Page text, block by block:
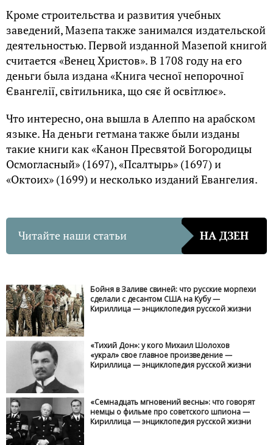
Кроме строительства и развития учебных
заведений, Мазепа также занимался издательской
деятельностью. Первой изданной Мазепой книгой
считается «Венец Христов». В 1708 году на его
деньги была издана «Книга чесної непорочної
Євангелії, світильника, що сяє й освітлює».
Что интересно, она вышла в Алеппо на арабском
языке. На деньги гетмана также были изданы
такие книги как «Канон Пресвятой Богородицы
Осмогласный» (1697), «Псалтырь» (1697) и
«Октоих» (1699) и несколько изданий Евангелия.
Читайте наши статьи НА ДЗЕН
Бойня в Заливе свиней: что русские морпехи
сделали с десантом США на Кубу —
Кириллица — энциклопедия русской жизни
«Тихий Дон»: у кого Михаил Шолохов
«украл» свое главное произведение —
Кириллица — энциклопедия русской жизни
«Семнадцать мгновений весны»: что говорят
немцы о фильме про советского шпиона —
Кириллица — энциклопедия русской жизни